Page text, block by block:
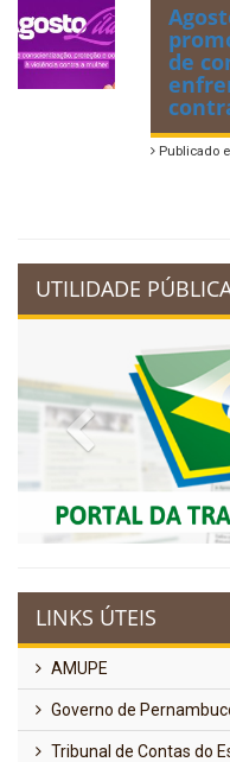
de
Publicado
UTILIDADE
Previous
LINKS ÚTEIS
AMUPE
Governo de
Tribunal de Contas do